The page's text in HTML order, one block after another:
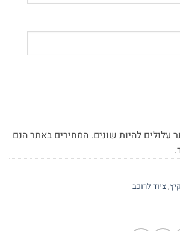
עלולים להיות שונים. המחירים באתר הנם
,ציוד לרוכב